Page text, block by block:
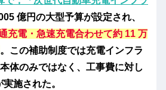
億円の大型予算が設定され、
充電・急速充電合わせて約 11 万
。この補助制度では充電インフラ
体のみではなく、工事費に対し
施された。